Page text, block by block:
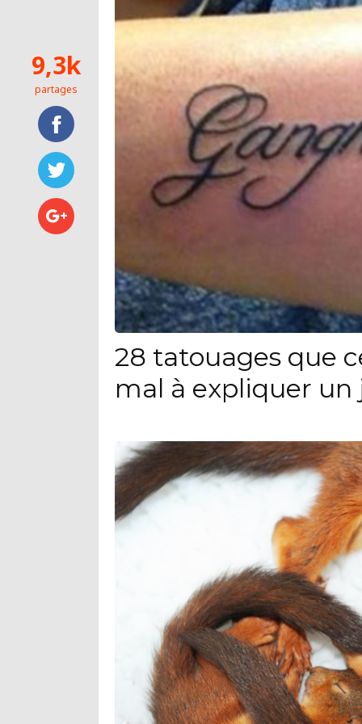
28 tatouages que
mal à expliquer un
9,3k
partages